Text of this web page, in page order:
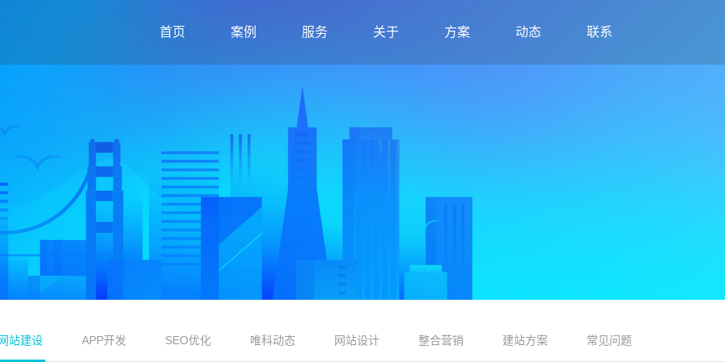
首页 案例 服务 关于 方案 动态 联系
站建设 APP开发 SEO优化 唯科动态 网站设计 整合营销 建站方案 常见问题